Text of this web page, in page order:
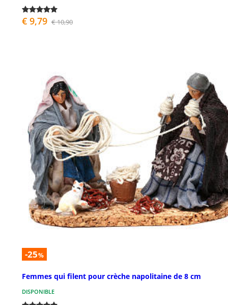
€ 9,79 € 10,90
-25%
Femmes qui filent pour crèche napolitaine de 8 cm
DISPONIBLE